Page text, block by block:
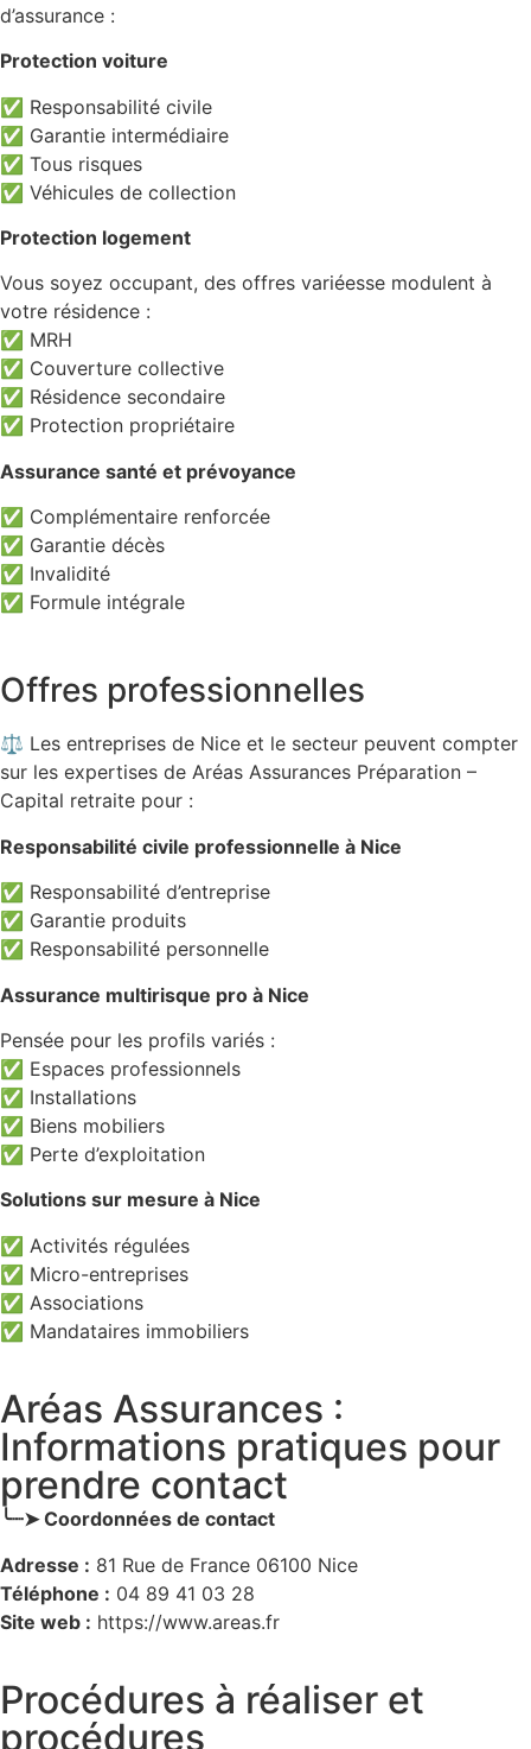
d’assurance :
Protection voiture
✅ Responsabilité civile
✅ Garantie intermédiaire
✅ Tous risques
✅ Véhicules de collection
Protection logement
Vous soyez occupant, des offres variéesse modulent à
votre résidence :
✅ MRH
✅ Couverture collective
✅ Résidence secondaire
✅ Protection propriétaire
Assurance santé et prévoyance
✅ Complémentaire renforcée
✅ Garantie décès
✅ Invalidité
✅ Formule intégrale
Offres professionnelles
⚖️ Les entreprises de Nice et le secteur peuvent compter
sur les expertises de Aréas Assurances Préparation –
Capital retraite pour :
Responsabilité civile professionnelle à Nice
✅ Responsabilité d’entreprise
✅ Garantie produits
✅ Responsabilité personnelle
Assurance multirisque pro à Nice
Pensée pour les profils variés :
✅ Espaces professionnels
✅ Installations
✅ Biens mobiliers
✅ Perte d’exploitation
Solutions sur mesure à Nice
✅ Activités régulées
✅ Micro-entreprises
✅ Associations
✅ Mandataires immobiliers
Aréas Assurances :
Informations pratiques pour
prendre contact
╰┈➤ Coordonnées de contact
Adresse : 81 Rue de France 06100 Nice
Téléphone : 04 89 41 03 28
Site web : https://www.areas.fr
Procédures à réaliser et
procédures